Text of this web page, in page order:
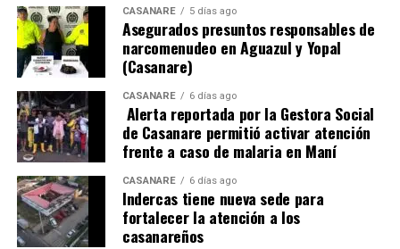
CASANARE 5 días ago
Asegurados presuntos responsables de
narcomenudeo en Aguazul y Yopal
(Casanare)
CASANARE 6 días ago
Alerta reportada por la Gestora Social
de Casanare permitió activar atención
frente a caso de malaria en Maní
CASANARE 6 días ago
Indercas tiene nueva sede para
fortalecer la atención a los
casanareños